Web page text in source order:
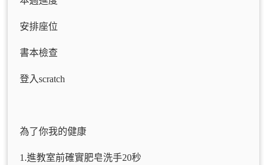
安排座位
書本檢查
登入scratch
為了你我的健康
1.進教室前確實肥皂洗手20秒